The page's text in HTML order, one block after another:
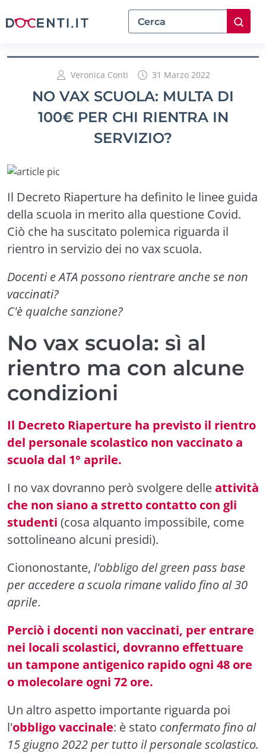
Veronica Conti 31 Marzo 2022
NO VAX SCUOLA: MULTA DI
100€ PER CHI RIENTRA IN
SERVIZIO?
Il Decreto Riaperture ha definito le linee guida
della scuola in merito alla questione Covid.
Ciò che ha suscitato polemica riguarda il
rientro in servizio dei no vax scuola.
Docenti e ATA possono rientrare anche se non
vaccinati?
C'è qualche sanzione?
No vax scuola: sì al
rientro ma con alcune
condizioni
Il Decreto Riaperture ha previsto il rientro
del personale scolastico non vaccinato a
scuola dal 1° aprile.
I no vax dovranno però svolgere delleattività
che non siano a stretto contatto con gli
studenti (cosa alquanto impossibile, come
sottolineano alcuni presidi).
Ciononostante, l'obbligo del green pass base
per accedere a scuola rimane valido fino al 30
aprile.
Perciò i docenti non vaccinati, per entrare
nei locali scolastici, dovranno effettuare
un tampone antigenico rapido ogni 48 ore
o molecolare ogni 72 ore.
Un altro aspetto importante riguarda poi
l'obbligo vaccinale: è stato confermato fino al
15 giugno 2022 per tutto il personale scolastico.